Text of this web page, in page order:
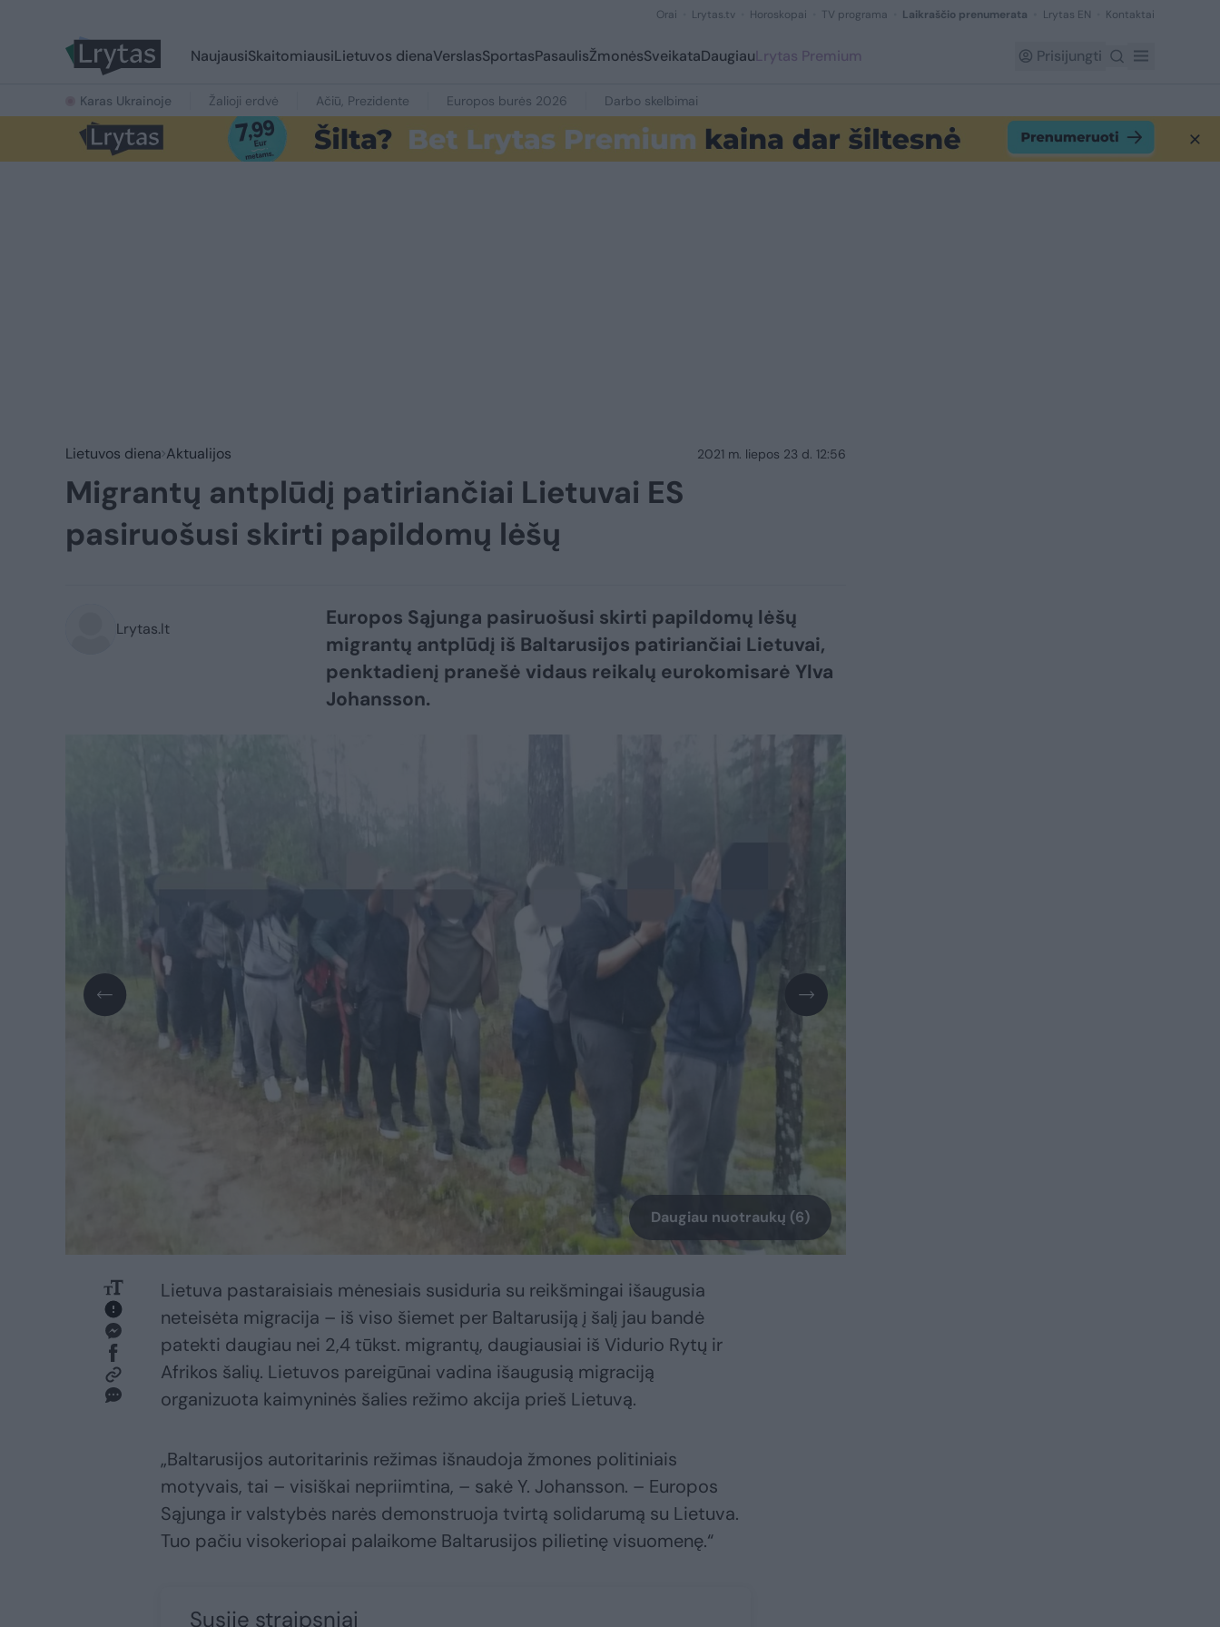
Orai Lrytas.tv Horoskopai TV programa Laikraščio prenumerata Lrytas EN Kontaktai
NaujausiSkaitomiausiLietuvos dienaVerslasSportasPasaulisŽmonėsSveikataDaugiauLrytas Premium Prisijungti
Karas Ukrainoje Žalioji erdvė Ačiū, Prezidente Europos burės 2026 Darbo skelbimai
Lietuvos diena Aktualijos 2021 m. liepos 23 d. 12:56
Migrantų antplūdį patiriančiai Lietuvai ES
pasiruošusi skirti papildomų lėšų
Lrytas.lt
Europos Sąjunga pasiruošusi skirti papildomų lėšų
migrantų antplūdį iš Baltarusijos patiriančiai Lietuvai,
penktadienį pranešė vidaus reikalų eurokomisarė Ylva
Johansson.
Daugiau nuotraukų (6)
Lietuva pastaraisiais mėnesiais susiduria su reikšmingai išaugusia
neteisėta migracija – iš viso šiemet per Baltarusiją į šalį jau bandė
patekti daugiau nei 2,4 tūkst. migrantų, daugiausiai iš Vidurio Rytų ir
Afrikos šalių. Lietuvos pareigūnai vadina išaugusią migraciją
organizuota kaimyninės šalies režimo akcija prieš Lietuvą.
„Baltarusijos autoritarinis režimas išnaudoja žmones politiniais
motyvais, tai – visiškai nepriimtina, – sakė Y. Johansson. – Europos
Sąjunga ir valstybės narės demonstruoja tvirtą solidarumą su Lietuva.
Tuo pačiu visokeriopai palaikome Baltarusijos pilietinę visuomenę.“
Susiję straipsniai